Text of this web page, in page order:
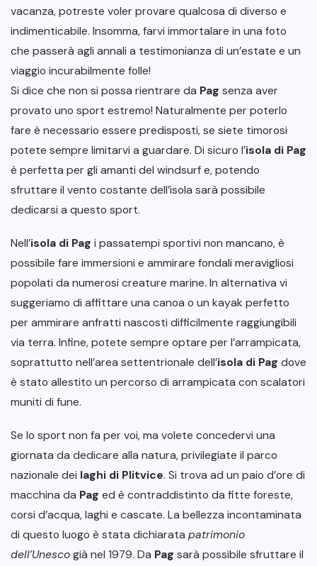
vacanza, potreste voler provare qualcosa di diverso e
indimenticabile. Insomma, farvi immortalare in una foto
che passerà agli annali a testimonianza di un’estate e un
viaggio incurabilmente folle!
Si dice che non si possa rientrare da Pag senza aver
provato uno sport estremo! Naturalmente per poterlo
fare è necessario essere predisposti, se siete timorosi
potete sempre limitarvi a guardare. Di sicuro l’isola di Pag
è perfetta per gli amanti del windsurf e, potendo
sfruttare il vento costante dell’isola sarà possibile
dedicarsi a questo sport.
Nell’isola di Pag i passatempi sportivi non mancano, è
possibile fare immersioni e ammirare fondali meravigliosi
popolati da numerosi creature marine. In alternativa vi
suggeriamo di affittare una canoa o un kayak perfetto
per ammirare anfratti nascosti difficilmente raggiungibili
via terra. Infine, potete sempre optare per l’arrampicata,
soprattutto nell’area settentrionale dell’isola di Pag dove
è stato allestito un percorso di arrampicata con scalatori
muniti di fune.
Se lo sport non fa per voi, ma volete concedervi una
giornata da dedicare alla natura, privilegiate il parco
nazionale dei laghi di Plitvice. Si trova ad un paio d’ore di
macchina da Pag ed è contraddistinto da fitte foreste,
corsi d’acqua, laghi e cascate. La bellezza incontaminata
di questo luogo è stata dichiarata patrimonio
dell’Unescogià nel 1979. Da Pag sarà possibile sfruttare il